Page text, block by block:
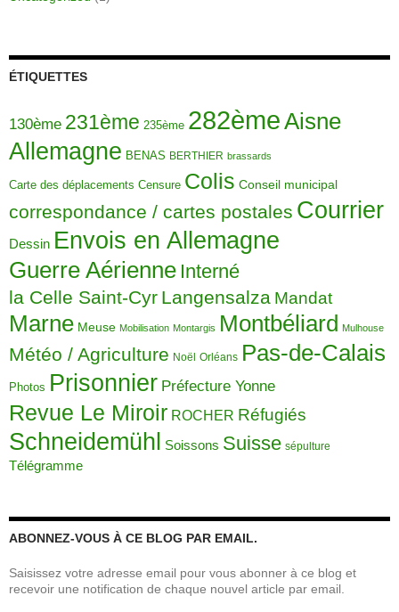
ÉTIQUETTES
130ème 231ème 235ème 282èmeAisne
Allemagne BENAS BERTHIER brassards
Carte des déplacements Censure Colis Conseil municipal
correspondance / cartes postales Courrier
Dessin Envois en Allemagne
Guerre Aérienne Interné
la Celle Saint-Cyr Langensalza Mandat
Marne Meuse Mobilisation Montargis Montbéliard Mulhouse
Météo / Agriculture Noël Orléans Pas-de-Calais
Photos Prisonnier Préfecture Yonne
Revue Le Miroir ROCHER Réfugiés
Schneidemühl Soissons Suisse sépulture
Télégramme
ABONNEZ-VOUS À CE BLOG PAR EMAIL.
Saisissez votre adresse email pour vous abonner à ce blog et
recevoir une notification de chaque nouvel article par email.